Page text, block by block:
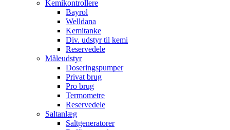
Kemikontrollere
Bayrol
Welldana
Kemitanke
Div. udstyr til kemi
Reservedele
Måleudstyr
Doseringspumper
Privat brug
Pro brug
Termometre
Reservedele
Saltanlæg
Saltgeneratorer